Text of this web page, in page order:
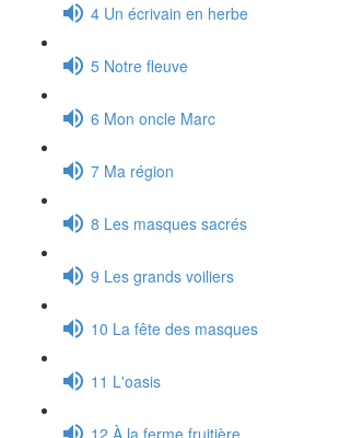
4 Un écrivain en herbe
5 Notre fleuve
6 Mon oncle Marc
7 Ma région
8 Les masques sacrés
9 Les grands voiliers
10 La fête des masques
11 L'oasis
12 À la ferme fruitière